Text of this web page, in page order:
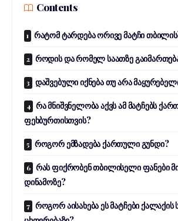
Contents
რატომ ტარდება ორივე მატჩი
როდის და რომელ საათზე
დაშვებული იქნება თუ არა
რა მნიშვნელობა აქვს ამ მატჩებს
ფეხბურთისთვის?
როგორ ემზადება ქართული გუნდი?
რას ფიქრობენ თბილისელი ფანები
დინამოზე?
როგორ აისახება ეს მატჩები